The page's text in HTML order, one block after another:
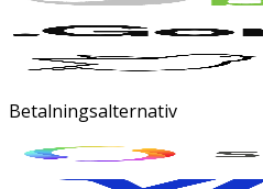
Betalningsalternativ